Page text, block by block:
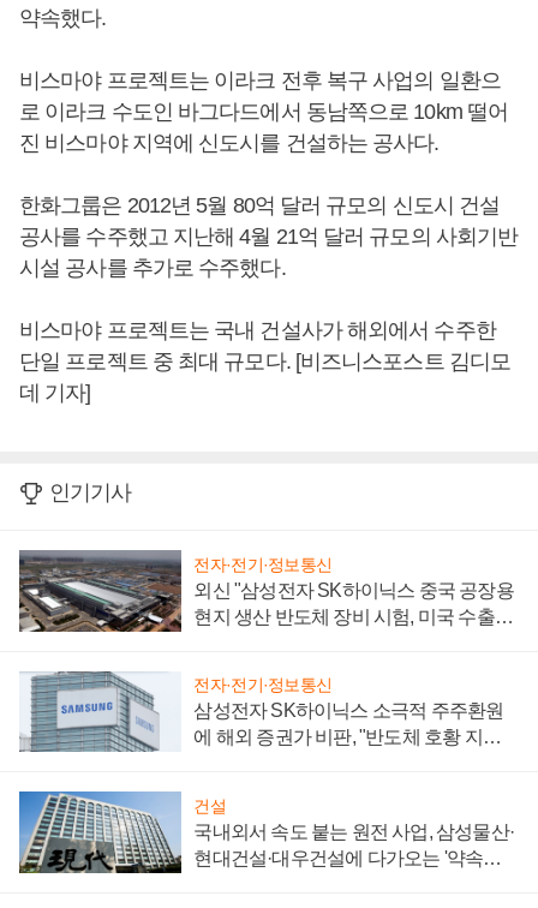
약속했다.
비스마야 프로젝트는 이라크 전후 복구 사업의 일환으
로 이라크 수도인 바그다드에서 동남쪽으로 10km 떨어
진 비스마야 지역에 신도시를 건설하는 공사다.
한화그룹은 2012년 5월 80억 달러 규모의 신도시 건설
공사를 수주했고 지난해 4월 21억 달러 규모의 사회기반
시설 공사를 추가로 수주했다.
비스마야 프로젝트는 국내 건설사가 해외에서 수주한
단일 프로젝트 중 최대 규모다. [비즈니스포스트 김디모
데 기자]
인기기사
전자·전기·정보통신
외신 "삼성전자 SK하이닉스 중국 공장용
현지 생산 반도체 장비 시험, 미국 수출통
전자·전기·정보통신
삼성전자 SK하이닉스 소극적 주주환원
에 해외 증권가 비판, "반도체 호황 지속
건설
국내외서 속도 붙는 원전 사업, 삼성물산·
현대건설·대우건설에 다가오는 '약속의